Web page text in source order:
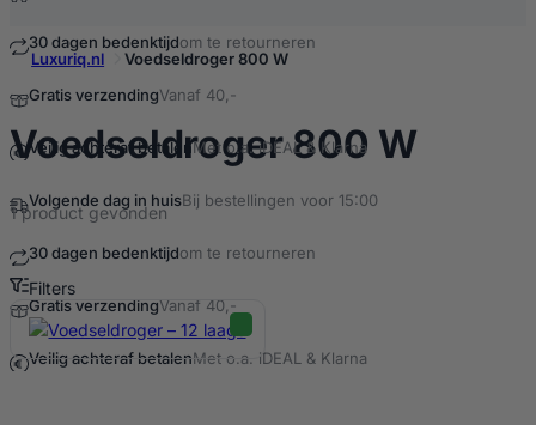
30 dagen bedenktijdom te retourneren
Gratis verzendingVanaf 40,-
Veilig achteraf betalenMet o.a. iDEAL & Klarna
Volgende dag in huisBij bestellingen voor 15:00
30 dagen bedenktijdom te retourneren
Gratis verzendingVanaf 40,-
Veilig achteraf betalenMet o.a. iDEAL & Klarna
Luxuriq.nl Voedseldroger 800 W
Voedseldroger 800 W
1 product gevonden
Filters
Voedseldroger 800 W Producten